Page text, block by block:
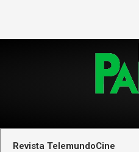
Revista TelemundoCine